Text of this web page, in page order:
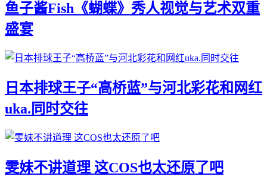
鱼子酱Fish《蝴蝶》秀人视觉与艺术双重
盛宴
日本排球王子“高桥蓝”与河北彩花和网红
uka.同时交往
雯妹不讲道理 这COS也太还原了吧